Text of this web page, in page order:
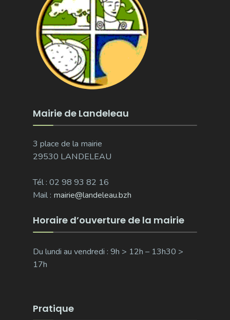
Mairie de Landeleau
3 place de la mairie
29530 LANDELEAU
Tél : 02 98 93 82 16
Mail : mairie@landeleau.bzh
Horaire d’ouverture de la mairie
Du lundi au vendredi : 9h > 12h – 13h30 >
17h
Pratique